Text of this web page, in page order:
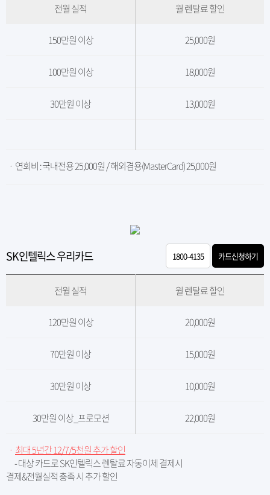
전월 실적 월 렌탈료 할인
150만원 이상 25,000원
100만원 이상 18,000원
30만원 이상 13,000원
ㆍ 연회비 : 국내전용 25,000원 / 해외겸용(MasterCard) 25,000원
SK인텔릭스 우리카드 1800-4135 카드신청하기
전월 실적 월 렌탈료 할인
120만원 이상 20,000원
70만원 이상 15,000원
30만원 이상 10,000원
30만원 이상_프로모션 22,000원
ㆍ 최대 5년간 12/7/5천원 추가 할인
- 대상 카드로 SK인텔릭스 렌탈료 자동이체 결제시
결제&전월실적 충족 시 추가 할인